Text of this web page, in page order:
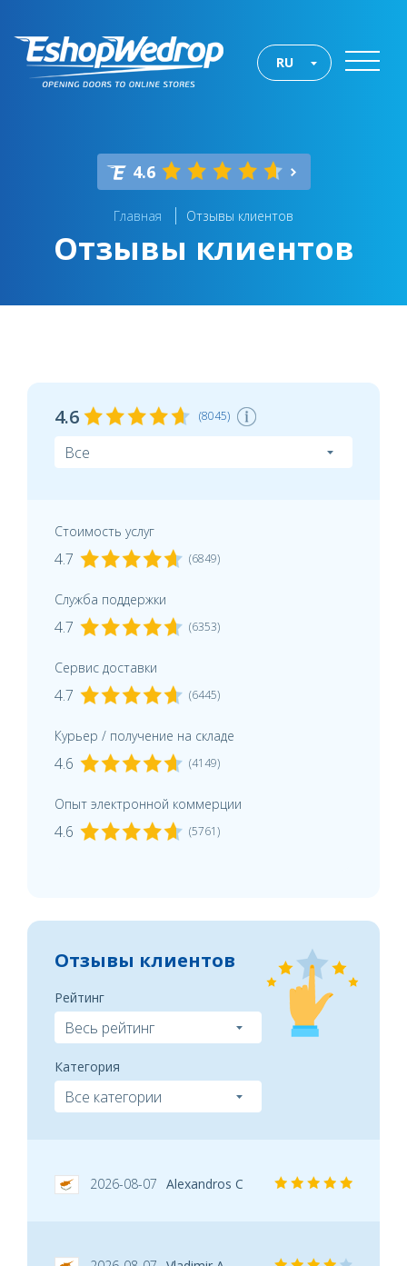
RU
4.6
Главная Отзывы клиентов
Отзывы клиентов
(8045)
4.6
Стоимость услуг
(6849)
4.7
Служба поддержки
(6353)
4.7
Сервис доставки
(6445)
4.7
Курьер / получение на складе
(4149)
4.6
Опыт электронной коммерции
(5761)
4.6
Отзывы клиентов
Рейтинг
Категория
2026-08-07 Alexandros C